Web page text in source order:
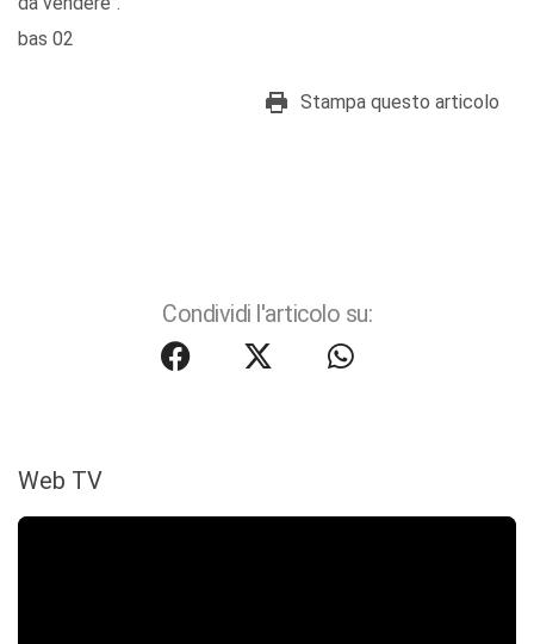
bas 02
Stampa questo articolo
Condividi l'articolo su:
Web TV